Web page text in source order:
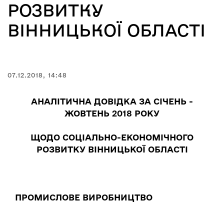
РОЗВИТКУ
ВІННИЦЬКОЇ ОБЛАСТІ
07.12.2018, 14:48
АНАЛІТИЧНА ДОВІДКА ЗА СІЧЕНЬ -
ЖОВТЕНЬ 2018 РОКУ
ЩОДО СОЦІАЛЬНО-ЕКОНОМІЧНОГО
РОЗВИТКУ ВІННИЦЬКОЇ ОБЛАСТІ
ПРОМИСЛОВЕ ВИРОБНИЦТВО